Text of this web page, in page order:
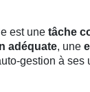
est une tâche
adéquate, une
gestion à ses